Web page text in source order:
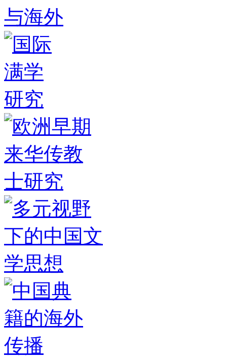
一种全球
路精神——访德 ·
起，讲中国故事能力仍弱
安：诱惑及其来源
国逻辑的特殊性
英国汉学的发展看中